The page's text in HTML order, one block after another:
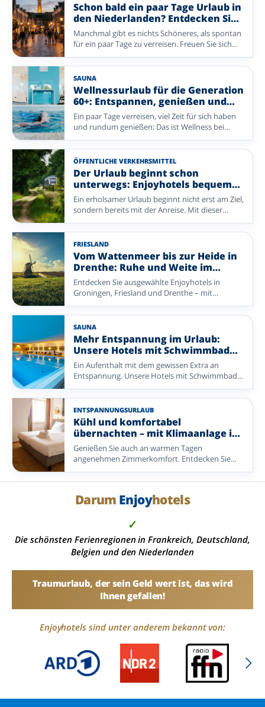
Schon bald ein paar Tage Urlaub in
den Niederlanden? Entdecken Sie
Ihren Enjoyurlaub – vom
Inselleben bis zum
Wellnessgenuss.
Manchmal gibt es nichts Schöneres, als spontan
für ein paar Tage zu verreisen. Freuen Sie sich
auf einen komfortablen Aufenthalt, köstliche
Mahlzeiten, gesellige Unterhaltung und die
persönliche Gastfreundschaft eines Enjoyhotels.
Ob Watteninsel oder stimmungsvolle Stadt: Ihre
erholsame Auszeit beginnt hier.
SAUNA
Wellnessurlaub für die Generation
60+: Entspannen, genießen und
neue Energie tanken
Ein paar Tage verreisen, viel Zeit für sich haben
und rundum genießen: Das ist Wellness bei
Enjoyhotels. Entspannen Sie in der Sauna oder
im Schwimmbad, freuen Sie sich auf gutes Essen
und unternehmen Sie einen Spaziergang oder
Ausflug in die Umgebung. Bei diesen Enjoyhotels
stehen Ruhe, Komfort und Genuss im
Mittelpunkt – ohne dass Sie selbst viel
organisieren müssen. Ob Sie zu zweit verreisen
oder sich allein ein paar erholsame Tage gönnen
möchten: Lassen Sie den Alltag hinter sich und
kehren Sie gut erholt nach Hause zurück.
ÖFFENTLICHE VERKEHRSMITTEL
Der Urlaub beginnt schon
unterwegs: Enjoyhotels bequem
mit öffentlichen Verkehrsmitteln
erreichen
Ein erholsamer Urlaub beginnt nicht erst am Ziel,
sondern bereits mit der Anreise. Mit dieser
Auswahl an Enjoyhotels gelangen Sie bequem
mit öffentlichen Verkehrsmitteln zu besonderen
Reisezielen wie der belgischen Küste, dem
beschaulichen Norden der Niederlande und den
herrlichen Watteninseln. Ob Sie sich am Meer
den Wind um die Nase wehen lassen, die Ruhe
einer Insel genießen oder die Groninger
Landschaft entdecken möchten: Ihr Urlaubsziel
ist gut erreichbar, ohne dass Sie selbst fahren
müssen. Steigen Sie entspannt in den Zug,
lassen Sie die Landschaft an sich vorbeiziehen
und genießen Sie Ihren Aufenthalt vom ersten
Moment an.
FRIESLAND
Vom Wattenmeer bis zur Heide in
Drenthe: Ruhe und Weite im
Norden der Niederlande
Entdecken Sie ausgewählte Enjoyhotels in
Groningen, Friesland und Drenthe – mit
Wellness, friesischen Seen, Watteninseln,
UNESCO-Welterbe sowie Wald und Heide.
SAUNA
Mehr Entspannung im Urlaub:
Unsere Hotels mit Schwimmbad
entdecken
Ein Aufenthalt mit dem gewissen Extra an
Entspannung. Unsere Hotels mit Schwimmbad
bieten die perfekte Kombination aus Komfort,
Genuss und wohltuender Erholung.
ENTSPANNUNGSURLAUB
Kühl und komfortabel
übernachten – mit Klimaanlage im
Zimmer
Genießen Sie auch an warmen Tagen
angenehmen Zimmerkomfort. Entdecken Sie
Enjoyhotels mit Klimaanlage im Zimmer – an der
Küste, in Städten, auf der Veluwe und mit
Darum Enjoyhotels
✓
Die schönsten Ferienregionen in Frankreich, Deutschland,
Belgien und den Niederlanden
Traumurlaub, der sein Geld wert ist, das wird
Ihnen gefallen!
Enjoyhotels sind unter anderem bekannt von: